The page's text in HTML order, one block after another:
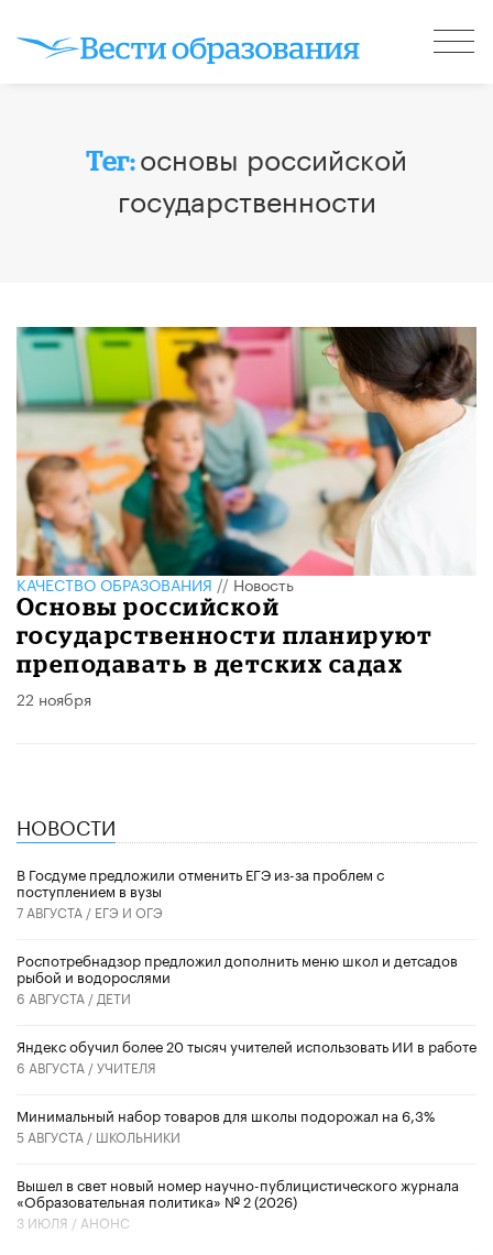
Тег:основы российской
государственности
КАЧЕСТВО ОБРАЗОВАНИЯ//Новость
Основы российской
государственности планируют
преподавать в детских садах
22 ноября
НОВОСТИ
В Госдуме предложили отменить ЕГЭ из-за проблем с
поступлением в вузы
7 АВГУСТА / ЕГЭ И ОГЭ
Роспотребнадзор предложил дополнить меню школ и детсадов
рыбой и водорослями
6 АВГУСТА / ДЕТИ
​Яндекс обучил более 20 тысяч учителей использовать ИИ в работе
6 АВГУСТА /УЧИТЕЛЯ
Минимальный набор товаров для школы подорожал на 6,3%
5 АВГУСТА / ШКОЛЬНИКИ
Вышел в свет новый номер научно-публицистического журнала
«Образовательная политика» № 2 (2026)
3 ИЮЛЯ / АНОНС